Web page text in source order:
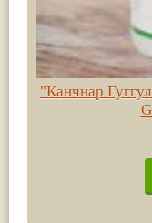
"Канчнар